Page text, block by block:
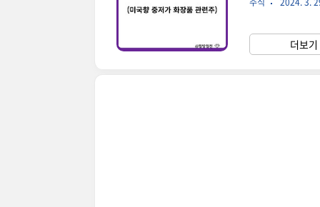
화장품 시장에서
으로, 가성비 높
하고 있으며,
더보기